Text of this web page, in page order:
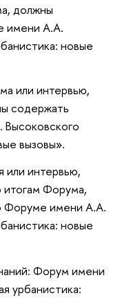
должны
имени А.А.
новые
или интервью,
содержать
вызовы».
интервью,
итогам Форума,
Форуме имени А.А.
новые
Форум имени
урбанистика: